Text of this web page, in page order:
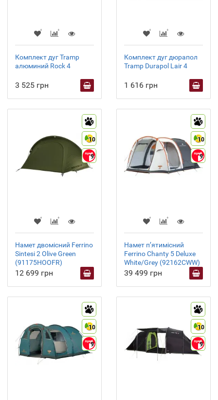
Комплект дуг Tramp
алюминий Rock 4
3 525 грн
Комплект дуг дюрапол
Tramp Durapol Lair 4
1 616 грн
9
10
9
Намет двомісний Ferrino
Sintesi 2 Olive Green
(91175HOOFR)
12 699 грн
9
10
9
Намет пʼятимісний
Ferrino Chanty 5 Deluxe
White/Grey (92162CWW)
39 499 грн
9
10
9
9
10
9